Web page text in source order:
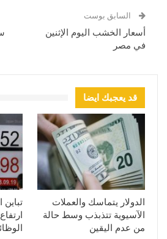
السابق بوست
أسعار الخشب اليوم الإثنين
في مصر
قد يعجبك ايضا
الدولار يتماسك والعملات
الآسيوية تتذبذب وسط حالة
من عدم اليقين
تباين